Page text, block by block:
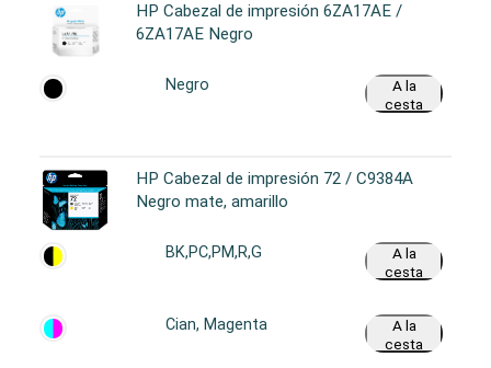
HP Cabezal de impresión 6ZA17AE /
6ZA17AE Negro
Negro
A la
cesta
HP Cabezal de impresión 72 / C9384A
Negro mate, amarillo
BK,PC,PM,R,G
A la
cesta
Cian, Magenta
A la
cesta